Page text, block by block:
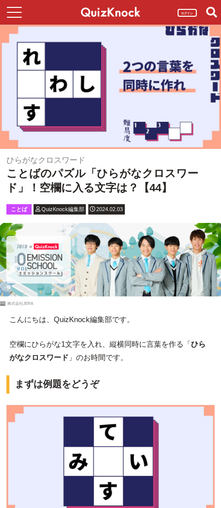
ログイン
ひらがなクロスワード
ことばのパズル「ひらがなクロスワー
ド」！空欄に入る文字は？【44】
ことば QuizKnock編集部 2024.02.03
PR 株式会社JERA
こんにちは、QuizKnock編集部です。
空欄にひらがな1文字を入れ、縦横同時に言葉を作る「ひら
がなクロスワード 」のお時間です。
まずは例題をどうぞ